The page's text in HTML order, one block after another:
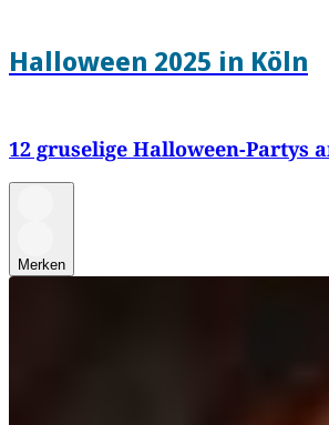
Halloween 2025 in Köln
12 gruselige Halloween-Partys
Merken